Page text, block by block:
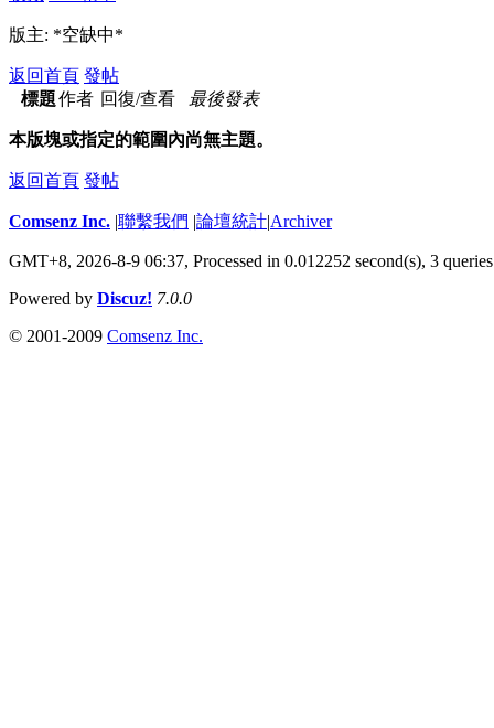
版主: *空缺中*
返回首頁 發帖
標題作者 回復/查看 最後發表
本版塊或指定的範圍內尚無主題。
返回首頁 發帖
Comsenz Inc. |聯繫我們 |論壇統計|Archiver
GMT+8, 2026-8-9 06:37, Processed in 0.012252 second(s), 3 queries
Powered by Discuz! 7.0.0
© 2001-2009 Comsenz Inc.